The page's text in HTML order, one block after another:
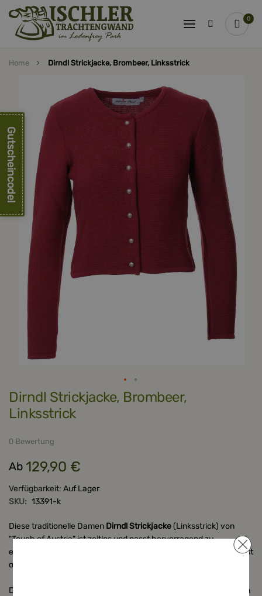
0
Home Dirndl Strickjacke, Brombeer, Linksstrick
Bildergalerie
springen
Zum
Anfang
der
Bildergalerie
Dirndl Strickjacke, Brombeer,
Linksstrick
0 Bewertung
Ab 129,90 €
Verfügbarkeit: Auf Lager
SKU: 13391-k
Diese traditionelle Damen Dirndl Strickjacke(Linksstrick) von
"Touch of Austria" ist zeitlos und passt hervorragend zu
einem
Strickjackeist
optimal einsetzbar.
Die
ist kurz geschnitten, tailliert und hat hinten am
Gutscheincode!